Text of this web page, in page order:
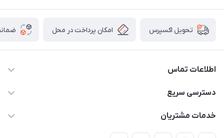
تحویل اکسپرس امکان پرداخت در محل
اطلاعات تماس
09332394024-09120346631
دسترسی سریع
حساب کاربری
خدمات مشتریان
قوانین و مقررات